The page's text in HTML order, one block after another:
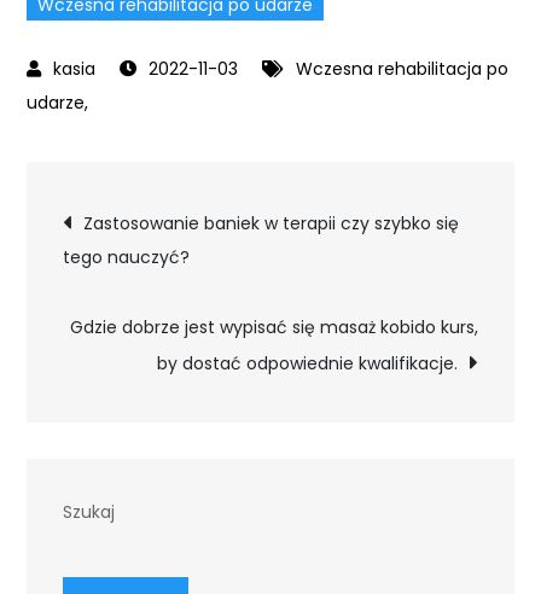
2022-11-03
Wczesna rehabilitacja po
udarze,
Nawigacja
wpisu
Zastosowanie baniek w terapii czy szybko się
tego nauczyć?
Gdzie dobrze jest wypisać się masaż kobido kurs,
by dostać odpowiednie kwalifikacje.
Szukaj